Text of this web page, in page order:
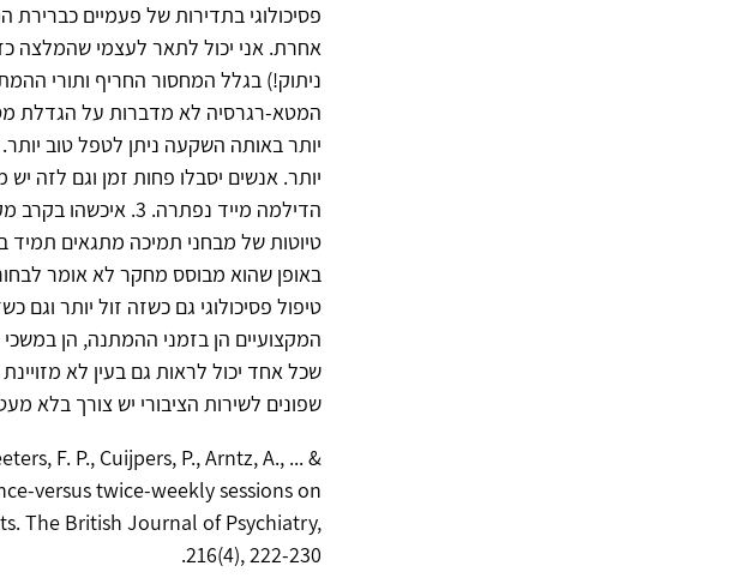
פסיכולוגי בתדירות של פעמיים
אחרת. אני יכול לתאר לעצמי שהמלצה
המטא-רגרסיה לא מדברות על הגדלת
יותר. אנשים יסבלו פחות זמן וגם לזה
הדילמה מייד נפתרה.
טיוטות של מבחני תמיכה מתגאים
באופן שהוא מבוסס מחקר לא אומר
טיפול פסיכולוגי גם כשזה זול יותר וגם
המקצועיים הן בזמני ההמתנה, הן
שכל אחד יכול לראות גם בעין לא
שפונים לשירות הציבורי יש צורך בלא
F. P., Cuijpers, P., Arntz, A., ... &
versus twice-weekly sessions on
The British Journal of Psychiatry,
216(4), 222-230.